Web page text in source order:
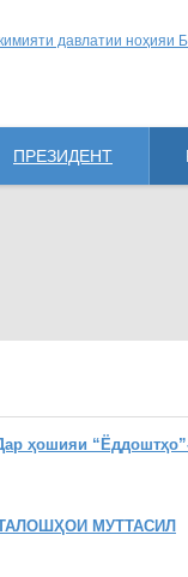
ПРЕЗИДЕНТ
“Ёддоштҳо”-
МУТТАСИЛ